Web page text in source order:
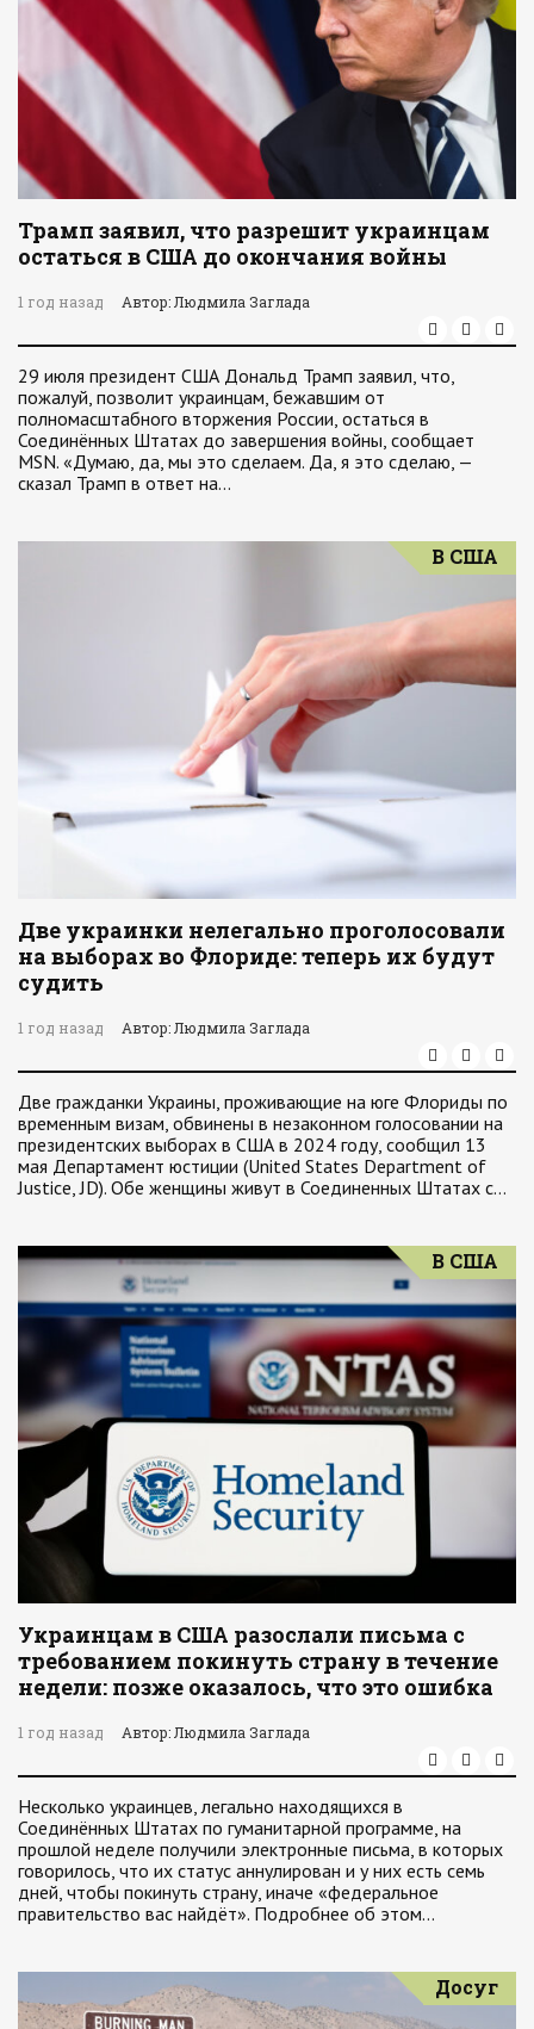
Трамп заявил, что разрешит украинцам
остаться в США до окончания войны
1 год назад Автор: Людмила Заглада
29 июля президент США Дональд Трамп заявил, что,
пожалуй, позволит украинцам, бежавшим от
полномасштабного вторжения России, остаться в
Соединённых Штатах до завершения войны, сообщает
MSN. «Думаю, да, мы это сделаем. Да, я это сделаю, —
сказал Трамп в ответ на…
В США
Две украинки нелегально проголосовали
на выборах во Флориде: теперь их будут
судить
1 год назад Автор: Людмила Заглада
Две гражданки Украины, проживающие на юге Флориды по
временным визам, обвинены в незаконном голосовании на
президентских выборах в США в 2024 году, сообщил 13
мая Департамент юстиции (United States Department of
Justice, JD). Обе женщины живут в Соединенных Штатах с…
В США
Украинцам в США разослали письма с
требованием покинуть страну в течение
недели: позже оказалось, что это ошибка
1 год назад Автор: Людмила Заглада
Несколько украинцев, легально находящихся в
Соединённых Штатах по гуманитарной программе, на
прошлой неделе получили электронные письма, в которых
говорилось, что их статус аннулирован и у них есть семь
дней, чтобы покинуть страну, иначе «федеральное
правительство вас найдёт». Подробнее об этом…
Досуг